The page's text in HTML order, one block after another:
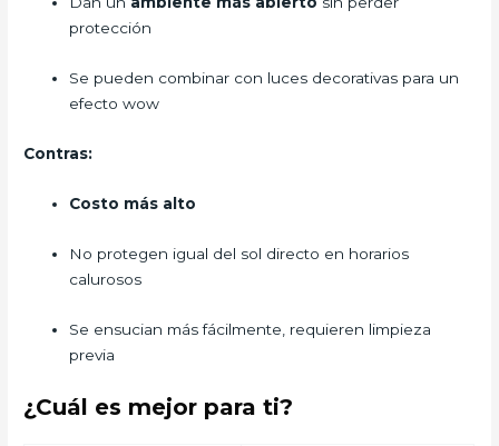
protección
Se pueden combinar con luces decorativas para un
efecto wow
Contras:
Costo más alto
No protegen igual del sol directo en horarios
calurosos
Se ensucian más fácilmente, requieren limpieza
previa
¿Cuál es mejor para ti?